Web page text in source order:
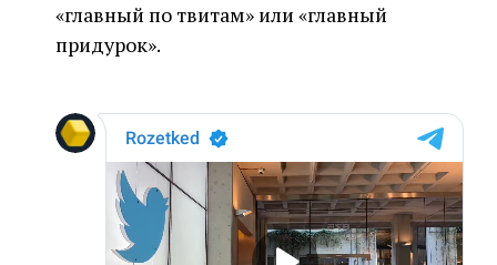
«главный по твитам» или «главный
придурок».